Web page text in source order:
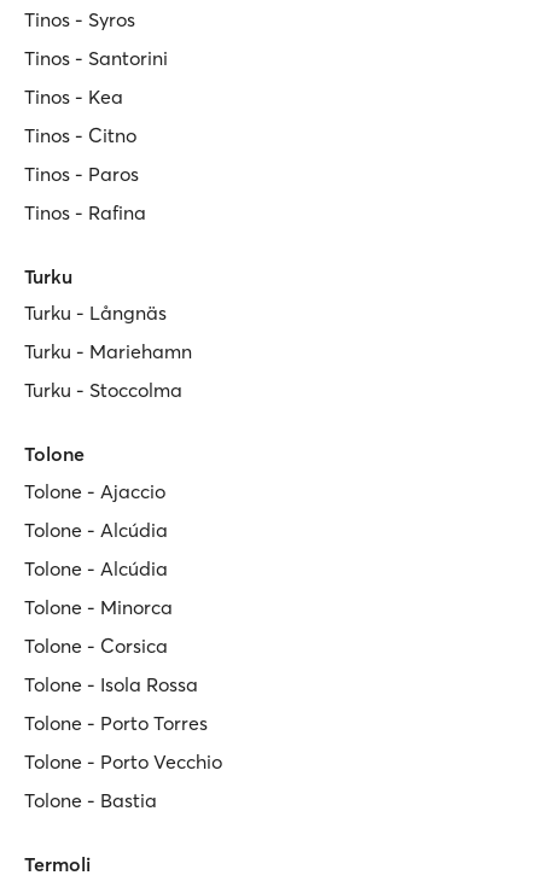
Tinos - Syros
Tinos - Santorini
Tinos - Kea
Tinos - Citno
Tinos - Paros
Tinos - Rafina
Turku
Turku - Långnäs
Turku - Mariehamn
Turku - Stoccolma
Tolone
Tolone - Ajaccio
Tolone - Alcúdia
Tolone - Alcúdia
Tolone - Minorca
Tolone - Corsica
Tolone - Isola Rossa
Tolone - Porto Torres
Tolone - Porto Vecchio
Tolone - Bastia
Termoli